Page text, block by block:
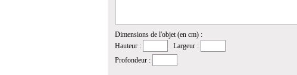
Dimensions de l'objet (en cm) :
Hauteur :
Largeur :
Profondeur :